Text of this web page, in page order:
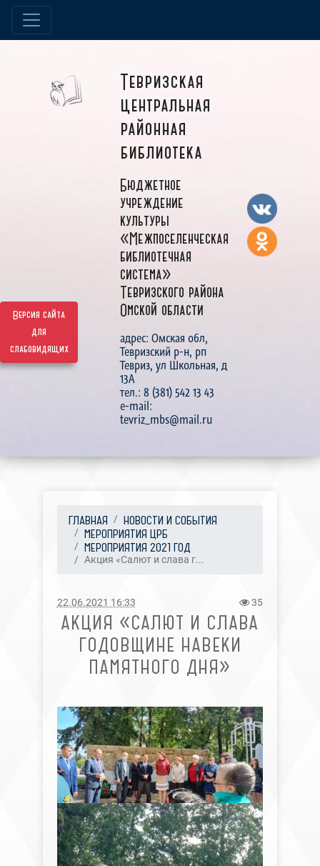
Версия сайта
для
слабовидящих
Тевризская
центральная
районная
библиотека
Бюджетное
учреждение
культуры
«Межпоселенческая
библиотечная
система»
Тевризского района
Омской области
адрес: Омская обл,
Тевризский р-н, рп
Тевриз, ул Школьная, д
13А
тел.: 8 (381) 542 13 43
e-mail:
tevriz_mbs@mail.ru
ГЛАВНАЯ
НОВОСТИ И СОБЫТИЯ
МЕРОПРИЯТИЯ ЦРБ
МЕРОПРИЯТИЯ 2021 ГОД
Акция «Салют и слава г...
22.06.2021 16:33 35
АКЦИЯ «САЛЮТ И СЛАВА
ГОДОВЩИНЕ НАВЕКИ
ПАМЯТНОГО ДНЯ»